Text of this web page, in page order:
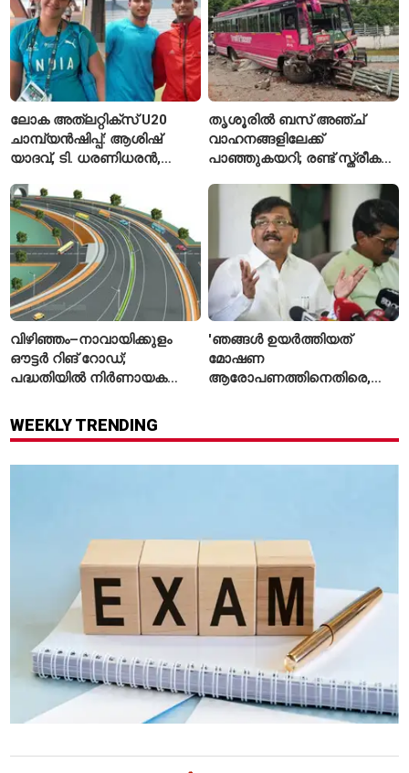
ലോക അത്‌ലറ്റിക്സ് U20
ചാമ്പ്യൻഷിപ്പ്: ആശിഷ്
യാദവ്, ടി. ധരണിധരൻ,
ഫൈനലിൽ
തൃശൂരിൽ ബസ് അഞ്ച്
വാഹനങ്ങളിലേക്ക്
പാഞ്ഞുകയറി; രണ്ട് സ്ത്രീകൾ
വിഴിഞ്ഞം–നാവായിക്കുളം
ഔട്ടർ റിങ് റോഡ്;
പദ്ധതിയിൽ നിർണായക
വിശദീകരണം
'ഞങ്ങൾ ഉയർത്തിയത്
മോഷണ
ആരോപണത്തിനെതിരെ,
സഞ്ജയ് റാവത്ത്
WEEKLY TRENDING